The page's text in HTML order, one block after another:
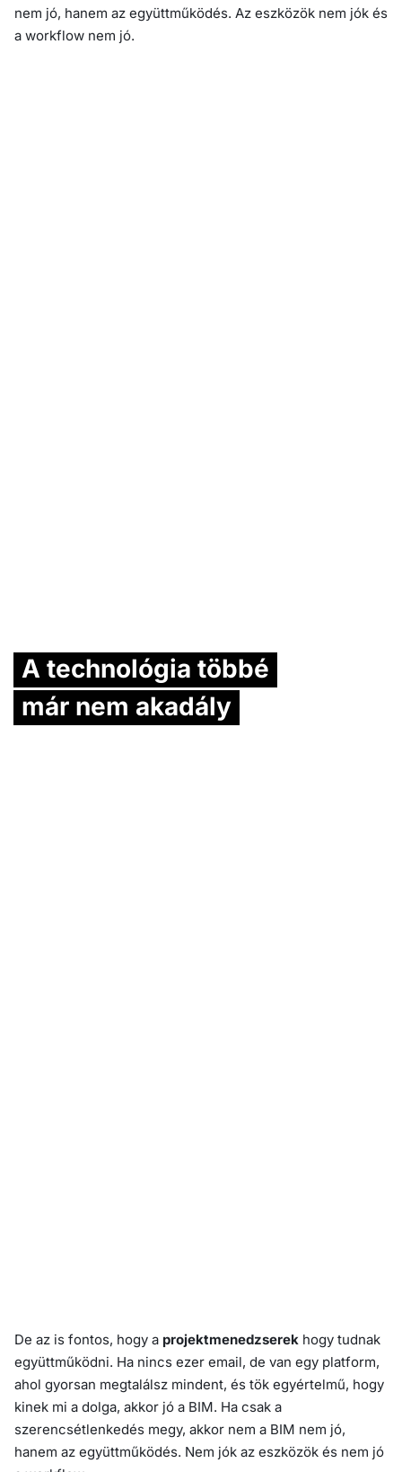
nem jó, hanem az együttműködés. Az eszközök nem jók és
a workflow nem jó.
A technológia többé
már nem akadály
De az is fontos, hogy a projektmenedzserek hogy tudnak
együttműködni. Ha nincs ezer email, de van egy platform,
ahol gyorsan megtalálsz mindent, és tök egyértelmű, hogy
kinek mi a dolga, akkor jó a BIM. Ha csak a
szerencsétlenkedés megy, akkor nem a BIM nem jó,
hanem az együttműködés. Nem jók az eszközök és nem jó